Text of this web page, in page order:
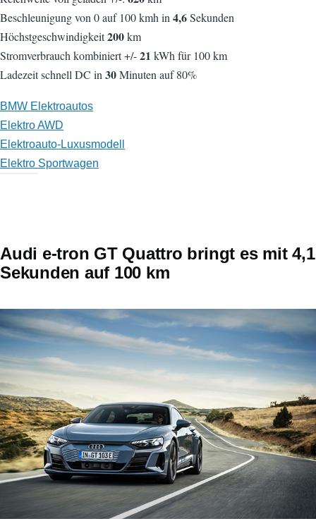
Beschleunigung von 0 auf 100 kmh in 4,6Sekunden
Höchstgeschwindigkeit200km
Stromverbrauch kombiniert +/-21 kWh für 100 km
Ladezeit schnell DC in 30Minuten auf 80%
BMW Elektroautos
Elektro AWD
Elektroauto-Luxusmodell
Elektro Sportwagen
Audi e-tron GT Quattro bringt es mit 4,1
Sekunden auf 100 km